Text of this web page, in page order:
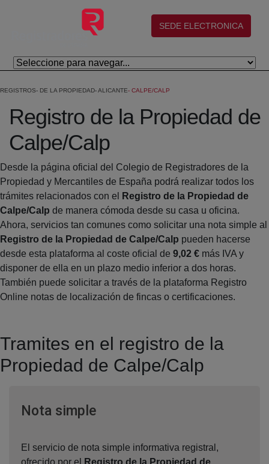
Saltar al contenido principal
(abre en nueva ventana)
SEDE ELECTRONICA
REGISTROS DE LA PROPIEDAD ALICANTE CALPE/CALP
Registro de la Propiedad de
Calpe/Calp
Desde la página oficial del Colegio de Registradores de la
Propiedad y Mercantiles de España podrá realizar todos los
trámites relacionados con el
Registro de la Propiedad de
Calpe/Calp de manera cómoda desde su casa u oficina.
Ahora, servicios tan comunes como solicitar una nota simple al
Registro de la Propiedad de Calpe/Calp pueden hacerse
desde esta plataforma al coste oficial de 9,02 € más IVA y
disponer de ella en un plazo medio inferior a dos horas.
También puede solicitar a través de la plataforma Registro
Online notas de localización de fincas o certificaciones.
Tramites en el registro de la
Propiedad de Calpe/Calp
Nota simpleVentana nueva
El servicio de nota simple informativa registral,
ofrecido por el
Registro de la Propiedad de